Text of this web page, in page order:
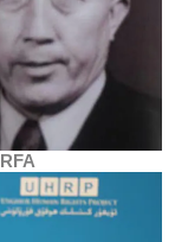
RFA